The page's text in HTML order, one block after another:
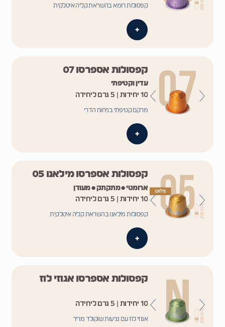
קפסולות רומא בהשראת קליה איטלקית
+
קפסולות אספרסו 07
עדין וקטיפתי
10 יחידות | 5 גרם ליחידה
מרקם קטיפתי בניחוח הדרי
+
קפסולות אספרסו מילאנו 05
ארומטי • מתקתק • מעודן
10 יחידות | 5 גרם ליחידה
קפסולות מילאנו בהשראת קליה איטלקית
+
קפסולות אספרסו אגוזי לוז
10 יחידות | 5 גרם ליחידה
אגוזי לוז עם נגיעות שוקולד מריר